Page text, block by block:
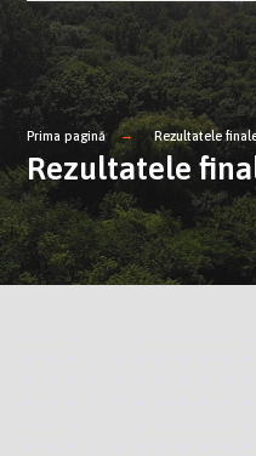
Prima pagină Rezultatele
Rezultatele